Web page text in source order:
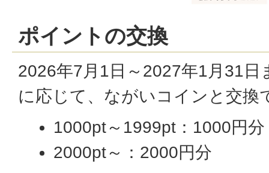
ポイントの交換
2026年7月1日～2027年1月31
に応じて、ながいコインと交換
1000pt～1999pt：1000円分
2000pt～：2000円分